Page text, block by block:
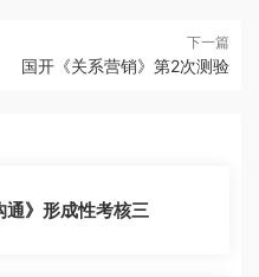
下一篇
国开《关系营销》第2次测验
通》形成性考核三